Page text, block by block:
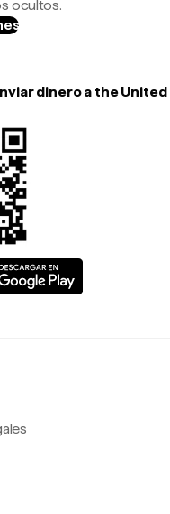
ocultos.
dinero a the United